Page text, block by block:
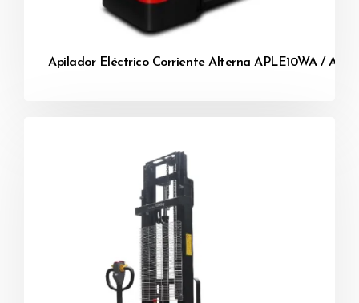
Apilador Eléctrico Corriente Alterna APLE10WA /